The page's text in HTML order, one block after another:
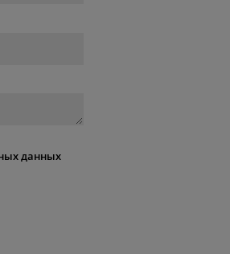
данных